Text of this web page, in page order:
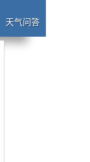
天气问答